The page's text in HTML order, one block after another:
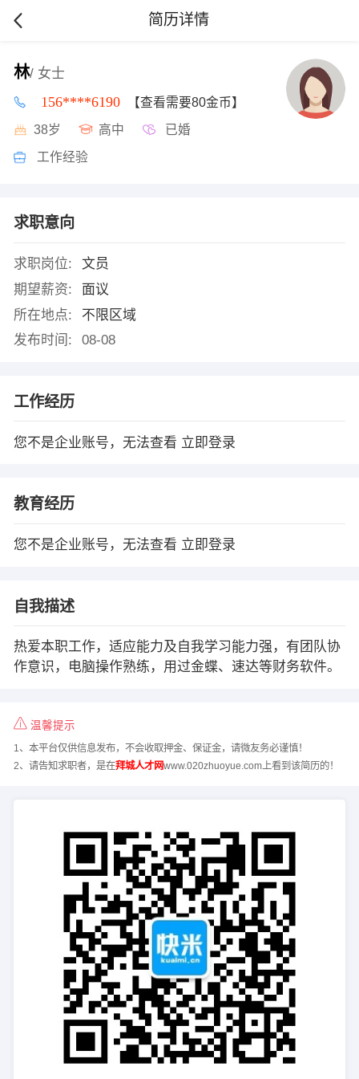
简历详情
林/ 女士
156****6190 【查看需要80金币】
38岁 高中 已婚
工作经验
求职意向
求职岗位:
文员
期望薪资:
面议
所在地点:
不限区域
发布时间:
08-08
工作经历
您不是企业账号，无法查看 立即登录
教育经历
您不是企业账号，无法查看 立即登录
自我描述
热爱本职工作，适应能力及自我学习能力强，有团队协
作意识，电脑操作熟练，用过金蝶、速达等财务软件。
温馨提示
1、本平台仅供信息发布，不会收取押金、保证金，请微友务必谨慎！
2、请告知求职者，是在拜城人才网www.020zhuoyue.com上看到该简历的！